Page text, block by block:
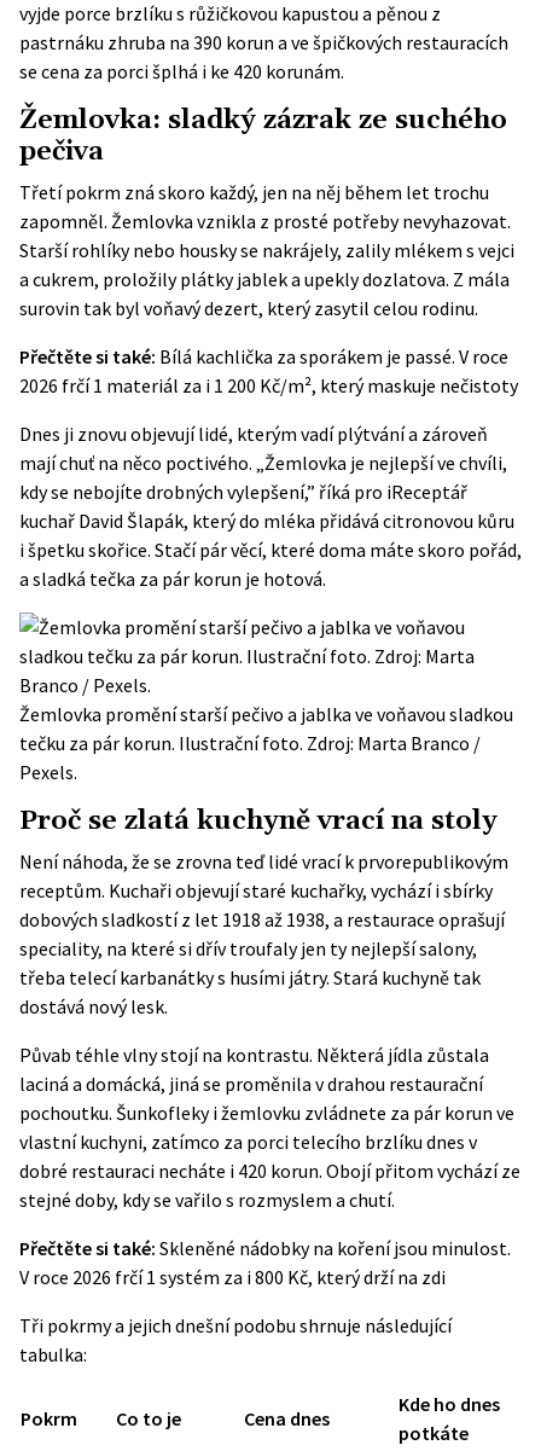
vyjde porce brzlíku s růžičkovou kapustou a pěnou z
pastrnáku zhruba na 390 korun a ve špičkových restauracích
se cena za porci šplhá i ke 420 korunám.
Žemlovka: sladký zázrak ze suchého
pečiva
Třetí pokrm zná skoro každý, jen na něj během let trochu
zapomněl. Žemlovka vznikla z prosté potřeby nevyhazovat.
Starší rohlíky nebo housky se nakrájely, zalily mlékem s vejci
a cukrem, proložily plátky jablek a upekly dozlatova. Z mála
surovin tak byl voňavý dezert, který zasytil celou rodinu.
Přečtěte si také: Bílá kachlička za sporákem je passé. V roce
2026 frčí 1 materiál za i 1 200 Kč/m², který maskuje nečistoty
Dnes ji znovu objevují lidé, kterým vadí plýtvání a zároveň
mají chuť na něco poctivého. „Žemlovka je nejlepší ve chvíli,
kdy se nebojíte drobných vylepšení,” říká pro iReceptář
kuchař David Šlapák, který do mléka přidává citronovou kůru
i špetku skořice. Stačí pár věcí, které doma máte skoro pořád,
a sladká tečka za pár korun je hotová.
Žemlovka promění starší pečivo a jablka ve voňavou sladkou
tečku za pár korun. Ilustrační foto. Zdroj: Marta Branco /
Pexels.
Proč se zlatá kuchyně vrací na stoly
Není náhoda, že se zrovna teď lidé vrací k prvorepublikovým
receptům. Kuchaři objevují staré kuchařky, vychází i sbírky
dobových sladkostí z let 1918 až 1938, a restaurace oprašují
speciality, na které si dřív troufaly jen ty nejlepší salony,
třeba telecí karbanátky s husími játry. Stará kuchyně tak
dostává nový lesk.
Půvab téhle vlny stojí na kontrastu. Některá jídla zůstala
laciná a domácká, jiná se proměnila v drahou restaurační
pochoutku. Šunkofleky i žemlovku zvládnete za pár korun ve
vlastní kuchyni, zatímco za porci telecího brzlíku dnes v
dobré restauraci necháte i 420 korun. Obojí přitom vychází ze
stejné doby, kdy se vařilo s rozmyslem a chutí.
Přečtěte si také: Skleněné nádobky na koření jsou minulost.
V roce 2026 frčí 1 systém za i 800 Kč, který drží na zdi
Tři pokrmy a jejich dnešní podobu shrnuje následující
tabulka:
Pokrm Co to je Cena dnes
Kde ho dnes
potkáte